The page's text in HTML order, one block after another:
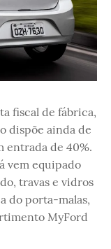
fiscal de fábrica,
dispõe ainda de
entrada de 40%.
vem equipado
travas e vidros
do porta-malas,
MyFord